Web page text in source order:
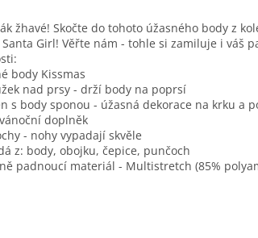
žhavé! Skočte do tohoto úžasného body z
Santa Girl! Věřte nám - tohle si zamiluje i váš
body Kissmas
nad prsy - drží body na poprsí
s body sponou - úžasná dekorace na krku a
doplněk
- nohy vypadají skvěle
z: body, obojku, čepice, punčoch
padnoucí materiál - Multistretch (85%